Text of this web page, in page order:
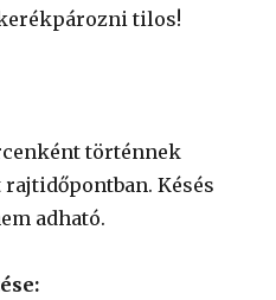
tilos!
történnek
Késés
adható.